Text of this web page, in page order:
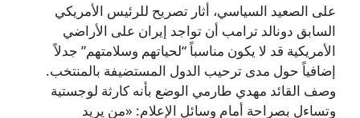
على الصعيد السياسي، أثار تصريح للرئيس الأمريكي
السابق دونالد ترامب أن تواجد إيران على الأراضي
الأمريكية قد لا يكون مناسباً “لحياتهم وسلامتهم” جدلاً
إضافياً حول مدى ترحيب الدول المستضيفة بالمنتخب.
وصف القائد مهدي طارمي الوضع بأنه كارثة لوجستية
وتساءل بصراحة أمام وسائل الإعلام: «من يريد